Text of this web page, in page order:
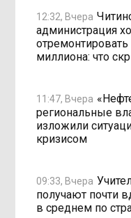
12:32, Вчера
администрация
отремонтировать
миллиона: что
11:47, Вчера
региональные
изложили
кризисом
09:33, Вчера
получают почти
в среднем по